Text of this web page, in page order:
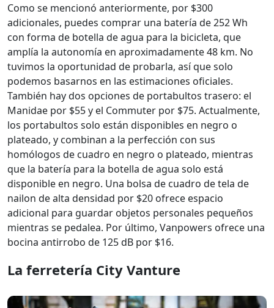
Como se mencionó anteriormente, por $300
adicionales, puedes comprar una batería de 252 Wh
con forma de botella de agua para la bicicleta, que
amplía la autonomía en aproximadamente 48 km. No
tuvimos la oportunidad de probarla, así que solo
podemos basarnos en las estimaciones oficiales.
También hay dos opciones de portabultos trasero: el
Manidae por $55 y el Commuter por $75. Actualmente,
los portabultos solo están disponibles en negro o
plateado, y combinan a la perfección con sus
homólogos de cuadro en negro o plateado, mientras
que la batería para la botella de agua solo está
disponible en negro. Una bolsa de cuadro de tela de
nailon de alta densidad por $20 ofrece espacio
adicional para guardar objetos personales pequeños
mientras se pedalea. Por último, Vanpowers ofrece una
bocina antirrobo de 125 dB por $16.
La ferretería City Vanture